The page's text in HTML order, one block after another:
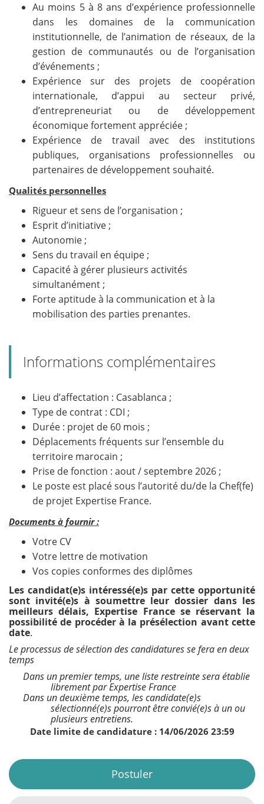
Au moins 5 à 8 ans d’expérience professionnelle
dans les domaines de la communication
institutionnelle, de l’animation de réseaux, de la
gestion de communautés ou de l’organisation
d’événements ;
Expérience sur des projets de coopération
internationale, d’appui au secteur privé,
d’entrepreneuriat ou de développement
économique fortement appréciée ;
Expérience de travail avec des institutions
publiques, organisations professionnelles ou
partenaires de développement souhaité.
Qualités personnelles
Rigueur et sens de l’organisation ;
Esprit d’initiative ;
Autonomie ;
Sens du travail en équipe ;
Capacité à gérer plusieurs activités
simultanément ;
Forte aptitude à la communication et à la
mobilisation des parties prenantes.
Informations complémentaires
Lieu d’affectation : Casablanca ;
Type de contrat : CDI ;
Durée : projet de 60 mois ;
Déplacements fréquents sur l’ensemble du
territoire marocain ;
Prise de fonction : aout / septembre 2026 ;
Le poste est placé sous l’autorité du/de la Chef(fe)
de projet Expertise France.
Documents à fournir :
Votre CV
Votre lettre de motivation
Vos copies conformes des diplômes
Les candidat(e)s intéressé(e)s par cette opportunité
sont invité(e)s à soumettre leur dossier dans les
meilleurs délais, Expertise France se réservant la
possibilité de procéder à la présélection avant cette
date.
Le processus de sélection des candidatures se fera en deux
temps
Dans un premier temps, une liste restreinte sera établie
librement par Expertise France
Dans un deuxième temps, les candidate(e)s
sélectionné(e)s pourront être convié(e)s à un ou
plusieurs entretiens.
Date limite de candidature : 14/06/2026 23:59
Postuler